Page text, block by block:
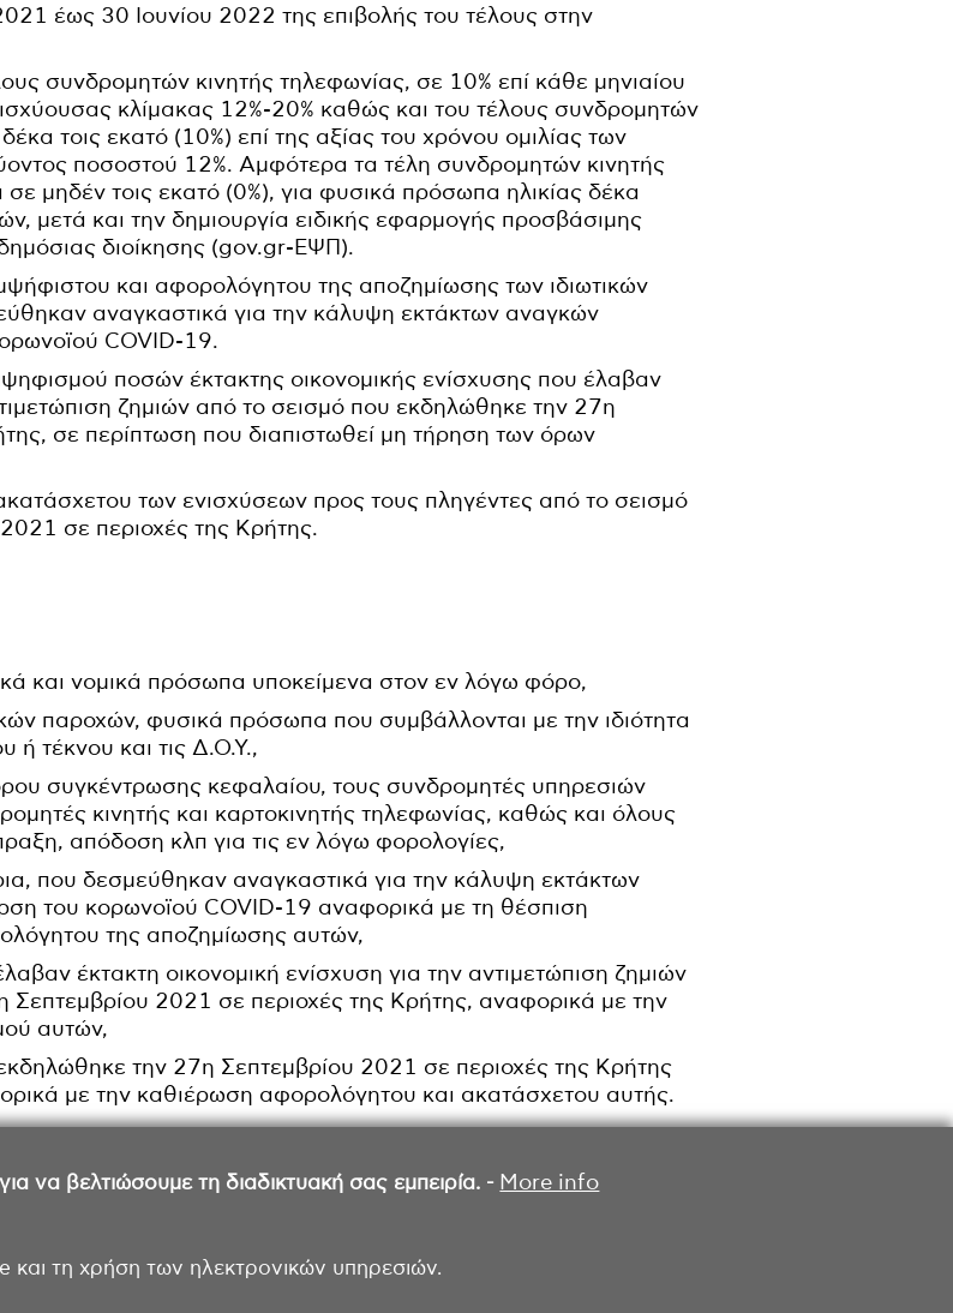
να βελτιώσουμε τη διαδικτυακή σας εμπειρία. - More info
και τη χρήση των ηλεκτρονικών υπηρεσιών.
έως 30 Ιουνίου 2022 της επιβολής του τέλους στην
συνδρομητών κινητής τηλεφωνίας, σε 10% επί κάθε μηνιαίου
κλίμακας 12%-20% καθώς και του τέλους συνδρομητών
τοις εκατό (10%) επί της αξίας του χρόνου ομιλίας των
ποσοστού 12%. Αμφότερα τα τέλη συνδρομητών κινητής
σε μηδέν τοις εκατό (0%), για φυσικά πρόσωπα ηλικίας δέκα
μετά και την δημιουργία ειδικής εφαρμογής προσβάσιμης
διοίκησης (gov.gr-ΕΨΠ).
και αφορολόγητου της αποζημίωσης των ιδιωτικών
αναγκαστικά για την κάλυψη εκτάκτων αναγκών
COVID-19.
ποσών έκτακτης οικονομικής ενίσχυσης που έλαβαν
ζημιών από το σεισμό που εκδηλώθηκε την 27η
σε περίπτωση που διαπιστωθεί μη τήρηση των όρων
των ενισχύσεων προς τους πληγέντες από το σεισμό
σε περιοχές της Κρήτης.
και νομικά πρόσωπα υποκείμενα στον εν λόγω φόρο,
παροχών, φυσικά πρόσωπα που συμβάλλονται με την ιδιότητα
ή τέκνου και τις Δ.Ο.Υ.,
συγκέντρωσης κεφαλαίου, τους συνδρομητές υπηρεσιών
κινητής και καρτοκινητής τηλεφωνίας, καθώς και όλους
απόδοση κλπ για τις εν λόγω φορολογίες,
που δεσμεύθηκαν αναγκαστικά για την κάλυψη εκτάκτων
του κορωνοϊού COVID-19 αναφορικά με τη θέσπιση
της αποζημίωσης αυτών,
έκτακτη οικονομική ενίσχυση για την αντιμετώπιση ζημιών
2021 σε περιοχές της Κρήτης, αναφορικά με την
αυτών,
την 27η Σεπτεμβρίου 2021 σε περιοχές της Κρήτης
με την καθιέρωση αφορολόγητου και ακατάσχετου αυτής.